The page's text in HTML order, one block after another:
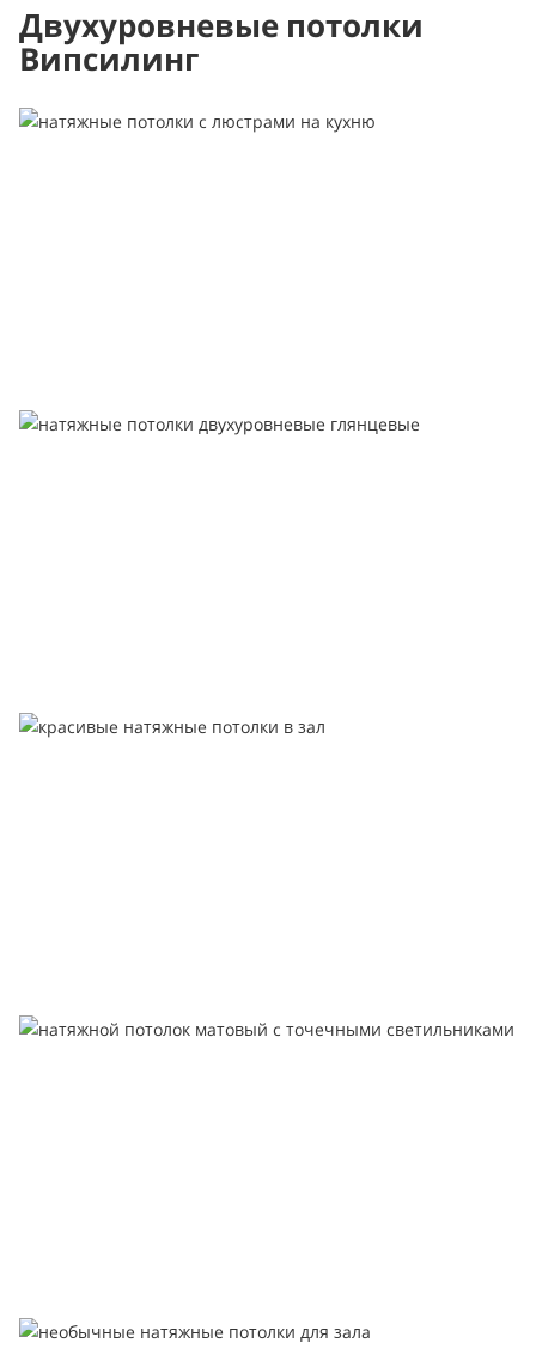
Двухуровневые потолки
Випсилинг